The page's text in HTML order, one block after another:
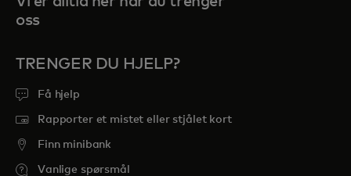
oss
TRENGER DU HJELP?
Få hjelp
Rapporter et mistet eller stjålet kort
Finn minibank
Vanlige spørsmål